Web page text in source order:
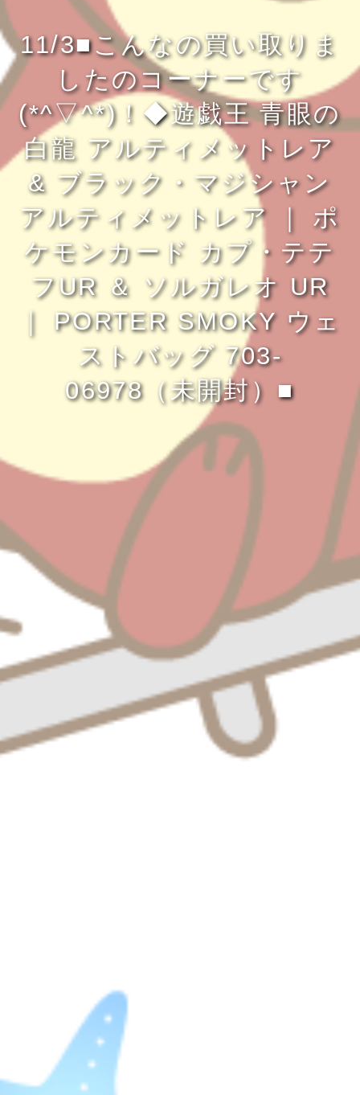
11/3■こんなの買い取りま
したのコーナーです
(*^▽^*)！◆遊戯王 青眼の
白龍 アルティメットレア
& ブラック・マジシャン
アルティメットレア ｜ ポ
ケモンカード カプ・テテ
フUR ＆ ソルガレオ UR
｜ PORTER SMOKY ウェ
ストバッグ 703-
06978（未開封）■